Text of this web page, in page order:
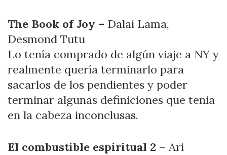
The Book of Joy – Dalai Lama,
Desmond Tutu
Lo tenía comprado de algún viaje a NY y
realmente quería terminarlo para
sacarlos de los pendientes y poder
terminar algunas definiciones que tenia
en la cabeza inconclusas.
El combustible espiritual 2 – Ari